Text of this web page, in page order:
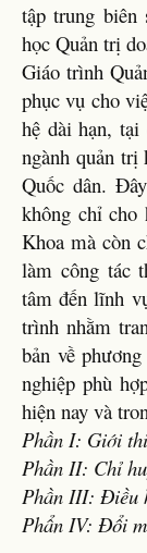
tập trung
học Quản trị
Giáo trình
phục vụ cho
hệ dài hạn, tại
ngành quản
Quốc dân.
không chỉ cho
Khoa mà còn
làm công tác
tâm đến lĩnh
trình nhằm
bản về
nghiệp phù
hiện nay và
Phần I: Giới
Phần II: Chỉ
Phần III: Điều
Phẩn IV: Đổi